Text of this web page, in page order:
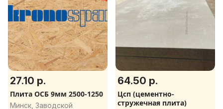
27.10 р.
Плита ОСБ 9мм 2500-1250
Минск, Заводской
64.50 р.
Цсп (цементно-
стружечная плита)